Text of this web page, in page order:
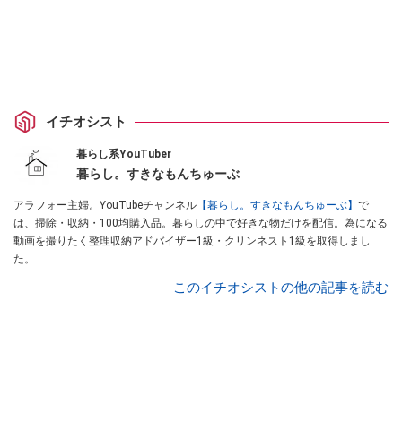
イチオシスト
暮らし系YouTuber
暮らし。すきなもんちゅーぶ
アラフォー主婦。YouTubeチャンネル 【暮らし。すきなもんちゅーぶ】 で
は、掃除・収納・100均購入品。暮らしの中で好きな物だけを配信。為になる
動画を撮りたく整理収納アドバイザー1級・クリンネスト1級を取得しまし
た。
このイチオシストの他の記事を読む